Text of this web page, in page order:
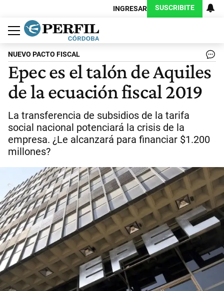
INGRESAR SUSCRIBITE
Política
Economía
Judiciales
Sociedad
Cultura
Espectáculos
Deportes
Protagonistas
NUEVO PACTO FISCAL
Epec es el talón de Aquiles
de la ecuación fiscal 2019
La transferencia de subsidios de la tarifa
social nacional potenciará la crisis de la
empresa. ¿Le alcanzará para financiar $1.200
millones?